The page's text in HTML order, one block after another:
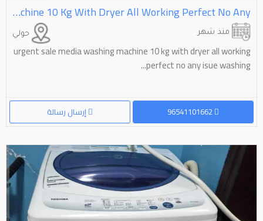
Urgent Sale Media Washing Machine 10 Kg With Dryer All Working Perfect No Any
حولي منذ شهر
urgent sale media washing machine 10 kg with dryer all working
perfect no any isue washing...
إرسال رسالة